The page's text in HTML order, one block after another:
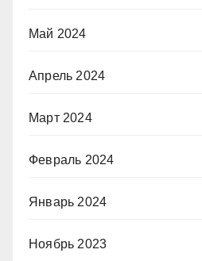
Май 2024
Апрель 2024
Март 2024
Февраль 2024
Январь 2024
Ноябрь 2023